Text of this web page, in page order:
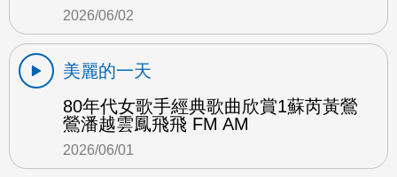
2026/06/02
美麗的一天
80年代女歌手經典歌曲欣賞1蘇芮黃鶯
鶯潘越雲鳳飛飛 FM AM
2026/06/01